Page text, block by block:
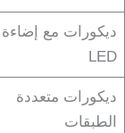
ديكورات مع إضاءة
LED
ديكورات متعددة
الطبقات